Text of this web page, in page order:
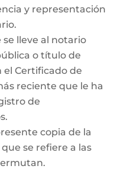
y representación
lleve al notario
o título de
Certificado de
reciente que le ha
de
copia de la
se refiere a las